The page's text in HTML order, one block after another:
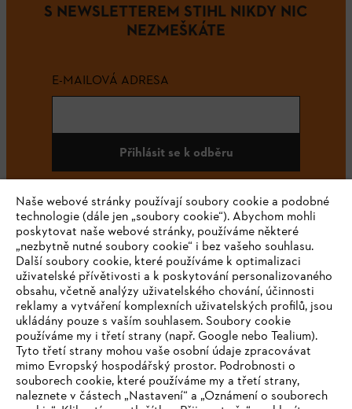
S NEWSLETTEREM STIHL NIKDY NIC
NEZMEŠKÁTE
E-MAILOVÁ ADRESA
Přihlásit se k odběru
#STIHL
Společnost
Naše webové stránky používají soubory cookie a podobné
technologie (dále jen „soubory cookie“). Abychom mohli
poskytovat naše webové stránky, používáme některé
„nezbytně nutné soubory cookie“ i bez vašeho souhlasu.
Další soubory cookie, které používáme k optimalizaci
uživatelské přívětivosti a k poskytování personalizovaného
obsahu, včetně analýzy uživatelského chování, účinnosti
reklamy a vytváření komplexních uživatelských profilů, jsou
ukládány pouze s vaším souhlasem. Soubory cookie
používáme my i třetí strany (např. Google nebo Tealium).
Tyto třetí strany mohou vaše osobní údaje zpracovávat
mimo Evropský hospodářský prostor. Podrobnosti o
souborech cookie, které používáme my a třetí strany,
naleznete v částech „Nastavení“ a „Oznámení o souborech